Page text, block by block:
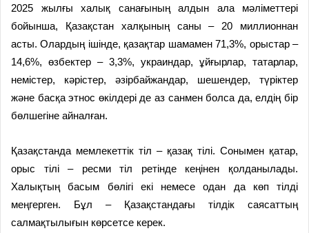
2025 жылғы халық санағының алдын ала мәліметтері
бойынша, Қазақстан халқының саны – 20 миллионнан
асты. Олардың ішінде, қазақтар шамамен 71,3%, орыстар –
14,6%, өзбектер – 3,3%, украиндар, ұйғырлар, татарлар,
немістер, кәрістер, әзірбайжандар, шешендер, түріктер
және басқа этнос өкілдері де аз санмен болса да, елдің бір
бөлшегіне айналған.
Қазақстанда мемлекеттік тіл – қазақ тілі. Сонымен қатар,
орыс тілі – ресми тіл ретінде кеңінен қолданылады.
Халықтың басым бөлігі екі немесе одан да көп тілді
меңгерген. Бұл – Қазақстандағы тілдік саясаттың
салмақтылығын көрсетсе керек.